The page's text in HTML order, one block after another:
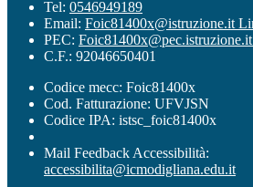
Tel: 0546949189
Email: Foic81400x@istruzione.it
PEC: Foic81400x@pec.istruzione.it
C.F.: 92046650401
Codice mecc: Foic81400x
Cod. Fatturazione: UFVJSN
Codice IPA: istsc_foic81400x
Mail Feedback Accessibilità:
accessibilita@icmodigliana.edu.it